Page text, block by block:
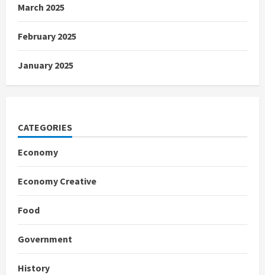
March 2025
February 2025
January 2025
CATEGORIES
Economy
Economy Creative
Food
Government
History